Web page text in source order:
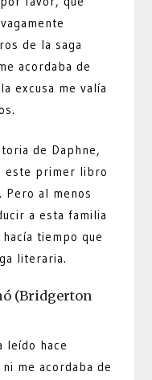
de la saga
acordaba de
excusa me valía
de Daphne,
este primer libro
Pero al menos
a esta familia
tiempo que
literaria.
(Bridgerton
leído hace
me acordaba de